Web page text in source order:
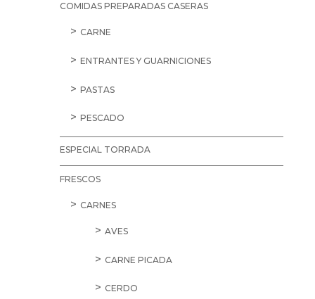
COMIDAS PREPARADAS CASERAS
CARNE
ENTRANTES Y GUARNICIONES
PASTAS
PESCADO
ESPECIAL TORRADA
FRESCOS
CARNES
AVES
CARNE PICADA
CERDO